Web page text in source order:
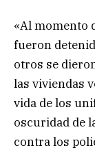
«Al momento
fueron
otros se
las viviendas
vida de los
oscuridad de
contra los